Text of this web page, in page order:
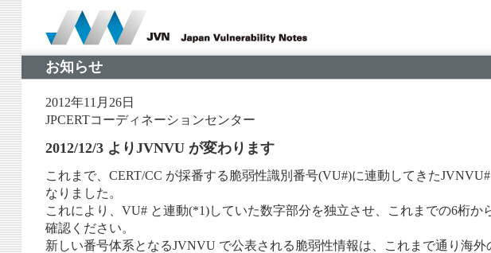
お知らせ
2012年11月26日
JPCERTコーディネーションセンター
2012/12/3 よりJVNVU が変わります
これまで、CERT/CC が採番する脆弱性識別番号(VU#)に連動してきた
なりました。
これにより、VU# と連動(*1)していた数字部分を独立させ、これまでの6桁
確認ください。
新しい番号体系となるJVNVU で公表される脆弱性情報は、これまで通り海外